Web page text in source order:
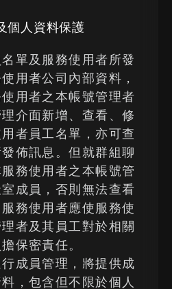
個人資料保護
單及服務使用者所發
用者公司內部資料，
用者之本帳號管理者
介面新增、查看、修
者員工名單，亦可查
佈訊息。但就群組聊
務使用者之本帳號管
成員，否則無法查看
務使用者應使服務使
者及其員工對於相關
保密責任。
成員管理，將提供成
，包含但不限於個人